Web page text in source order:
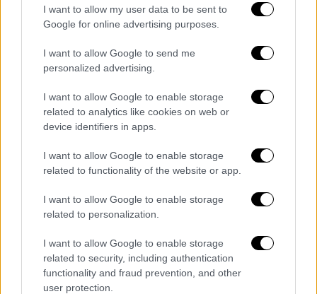
I want to allow my user data to be sent to
Google for online advertising purposes.
I want to allow Google to send me
personalized advertising.
I want to allow Google to enable storage
related to analytics like cookies on web or
device identifiers in apps.
I want to allow Google to enable storage
related to functionality of the website or app.
I want to allow Google to enable storage
related to personalization.
I want to allow Google to enable storage
related to security, including authentication
functionality and fraud prevention, and other
user protection.
δυστύχημα στο λιμάνι της Πάτρας
Επίσης η ΠΝΟσε άλλη ανακοίνωσή της,
αναφερόμενη στο εργατικό δυστύχημα στο
λιμάνι της Πάτρας, τονίζει: «Είναι λυπηρό
που για μια ακόμη φορά αποδεικνύεται με
τον χειρότερο τρόπο ότι όταν τα μέτρα
ναυτεργασίας και της ναυσιπλοΐας που θα
πρέπει να τηρούνται, παραβιάζονται, αυτό
εγκυμονεί θανάσιμους κινδύνους για την
ανθρώπινη ζωή.
Δυστυχώς, είναι κοινό μυστικό ότι
παραβιάζονται σωρηδόν τα μέτρα ασφαλείας
και η κείμενη νομοθεσία, ιδιαιτέρως στις